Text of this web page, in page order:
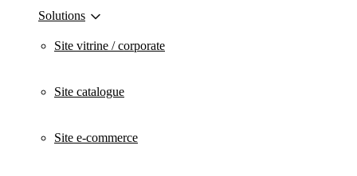
Solutions
Site vitrine / corporate
Site catalogue
Site e-commerce